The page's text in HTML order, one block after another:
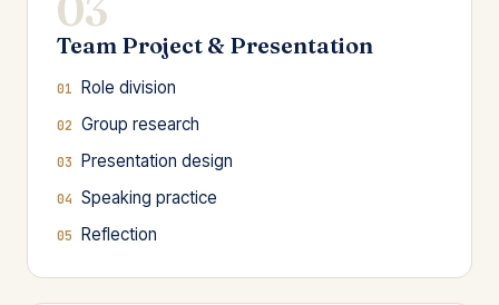
Team Project & Presentation
Role division
Group research
Presentation design
Speaking practice
Reflection